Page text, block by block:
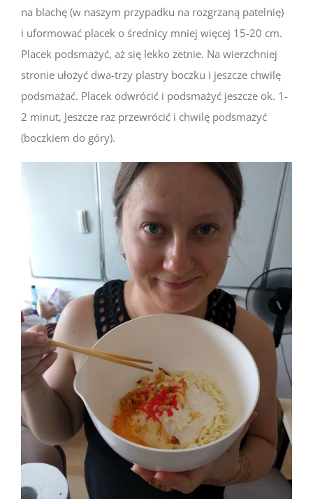
na blachę (w naszym przypadku na rozgrzaną patelnię)
i uformować placek o średnicy mniej więcej 15-20 cm.
Placek podsmażyć, aż się lekko zetnie. Na wierzchniej
stronie ułożyć dwa-trzy plastry boczku i jeszcze chwilę
podsmażać. Placek odwrócić i podsmażyć jeszcze ok. 1-
2 minut, Jeszcze raz przewrócić i chwilę podsmażyć
(boczkiem do góry).